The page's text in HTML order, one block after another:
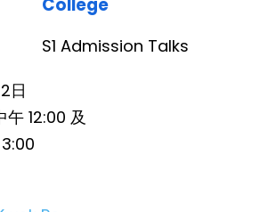
College
S1 Admission Talks
日
午 12:00 及